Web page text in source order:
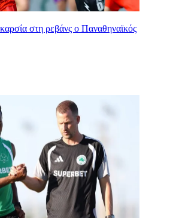
στη ρεβάνς ο Παναθηναϊκός